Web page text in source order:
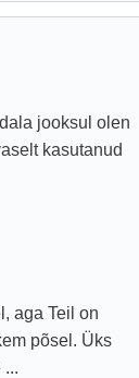
jooksul olen
kasutanud
aga Teil on
põsel. Üks